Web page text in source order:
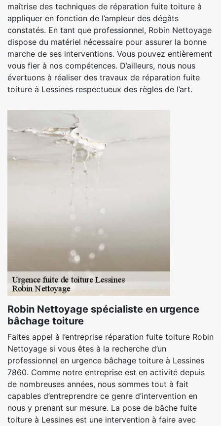
maîtrise des techniques de réparation fuite toiture à
appliquer en fonction de l’ampleur des dégâts
constatés. En tant que professionnel, Robin Nettoyage
dispose du matériel nécessaire pour assurer la bonne
marche de ses interventions. Vous pouvez entièrement
vous fier à nos compétences. D’ailleurs, nous nous
évertuons à réaliser des travaux de réparation fuite
toiture à Lessines respectueux des règles de l’art.
Robin Nettoyage spécialiste en urgence
bâchage toiture
Faites appel à l’entreprise réparation fuite toiture Robin
Nettoyage si vous êtes à la recherche d’un
professionnel en urgence bâchage toiture à Lessines
7860. Comme notre entreprise est en activité depuis
de nombreuses années, nous sommes tout à fait
capables d’entreprendre ce genre d’intervention en
nous y prenant sur mesure. La pose de bâche fuite
toiture à Lessines est une intervention à faire avec